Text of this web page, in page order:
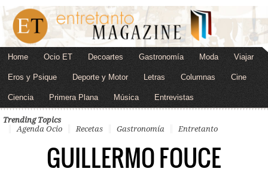
Home Ocio ET Decoartes Gastronomía Moda Viajar
Eros y Psique Deporte y Motor Letras Columnas Cine
Ciencia Primera Plana Música Entrevistas
Trending Topics
Agenda Ocio
Recetas Gastronomía Entretanto
GUILLERMO FOUCE